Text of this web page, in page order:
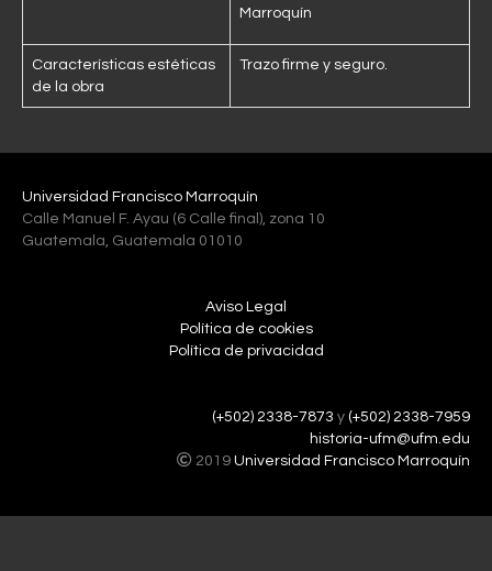
Marroquín
Características estéticas
de la obra
Trazo firme y seguro.
Universidad Francisco Marroquín
Calle Manuel F. Ayau (6 Calle final), zona 10
Guatemala, Guatemala 01010
Aviso Legal
Política de cookies
Política de privacidad
(+502) 2338-7873 y (+502) 2338-7959
historia-ufm@ufm.edu
2019 Universidad Francisco Marroquín